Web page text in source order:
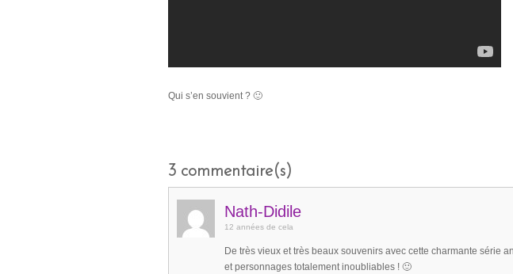
Qui s’en souvient ? 🙂
3 commentaire(s)
Nath-Didile
12 années de cela
De très vieux et très beaux souvenirs avec cette charmante série
et personnages totalement inoubliables ! 🙂